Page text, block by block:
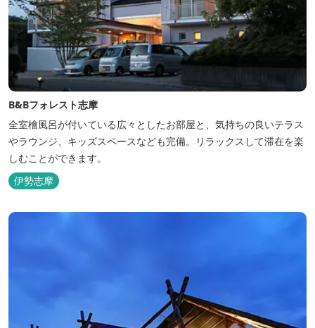
B&Bフォレスト志摩
全室檜風呂が付いている広々としたお部屋と、気持ちの良いテラス
やラウンジ、キッズスペースなども完備。リラックスして滞在を楽
しむことができます。
伊勢志摩